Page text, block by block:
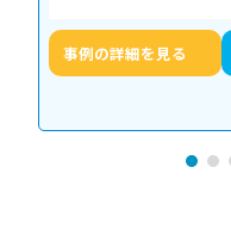
事例の詳細を見る